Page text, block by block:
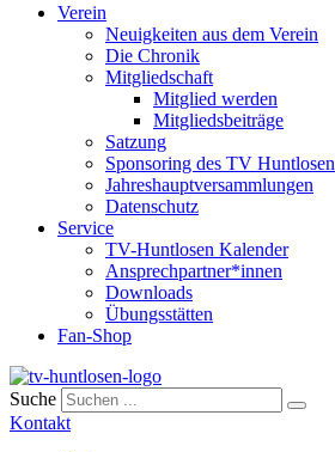
Verein
Neuigkeiten aus dem Verein
Die Chronik
Mitgliedschaft
Mitglied werden
Mitgliedsbeiträge
Satzung
Sponsoring des TV Huntlosen
Jahreshauptversammlungen
Datenschutz
Service
TV-Huntlosen Kalender
Ansprechpartner*innen
Downloads
Übungsstätten
Fan-Shop
Suche
Kontakt